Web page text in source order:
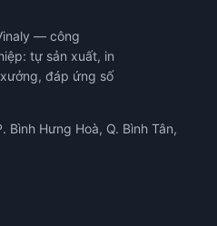
— công
tự sản xuất, in
đáp ứng số
Hưng Hoà, Q. Bình Tân,